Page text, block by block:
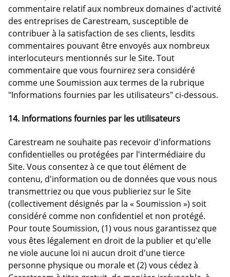
commentaire relatif aux nombreux domaines d'activité
des entreprises de Carestream, susceptible de
contribuer à la satisfaction de ses clients, lesdits
commentaires pouvant être envoyés aux nombreux
interlocuteurs mentionnés sur le Site. Tout
commentaire que vous fournirez sera considéré
comme une Soumission aux termes de la rubrique
"Informations fournies par les utilisateurs" ci-dessous.
14. Informations fournies par les utilisateurs
Carestream ne souhaite pas recevoir d'informations
confidentielles ou protégées par l'intermédiaire du
Site. Vous consentez à ce que tout élément de
contenu, d'information ou de données que vous nous
transmettriez ou que vous publieriez sur le Site
(collectivement désignés par la « Soumission ») soit
considéré comme non confidentiel et non protégé.
Pour toute Soumission, (1) vous nous garantissez que
vous êtes légalement en droit de la publier et qu'elle
ne viole aucune loi ni aucun droit d'une tierce
personne physique ou morale et (2) vous cédez à